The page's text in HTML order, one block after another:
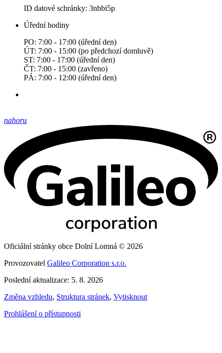
ID datové schránky: 3nbbi5p
Úřední hodiny
PO: 7:00 - 17:00 (úřední den)
ÚT: 7:00 - 15:00 (po předchozí domluvě)
ST: 7:00 - 17:00 (úřední den)
ČT: 7:00 - 15:00 (zavřeno)
PÁ: 7:00 - 12:00 (úřední den)
nahoru
Oficiální stránky obce Dolní Lomná © 2026
Provozovatel Galileo Corporation s.r.o.
Poslední aktualizace: 5. 8. 2026
Změna vzhledu, Struktura stránek, Vytisknout
Prohlášení o přístupnosti